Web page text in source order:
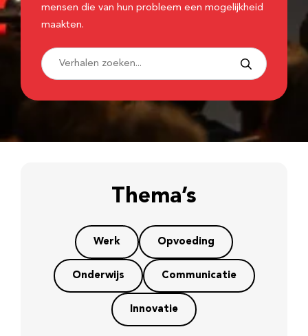
mensen die van hun probleem een mogelijkheid
maakten.
Thema’s
Werk Opvoeding
Onderwijs Communicatie
Innovatie